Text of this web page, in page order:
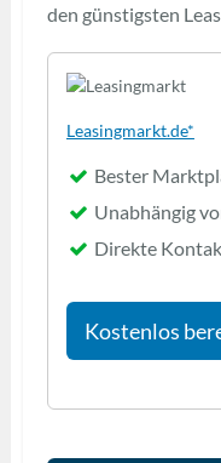
den günstigsten
Leasingmarkt.de*
Bester
Unabhängig
Direkte
Kostenlos